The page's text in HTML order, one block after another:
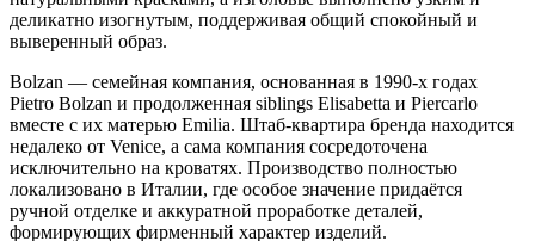
деликатно изогнутым, поддерживая общий спокойный и
выверенный образ.
Bolzan — семейная компания, основанная в 1990-х годах
Pietro Bolzan и продолженная siblings Elisabetta и Piercarlo
вместе с их матерью Emilia. Штаб-квартира бренда находится
недалеко от Venice, а сама компания сосредоточена
исключительно на кроватях. Производство полностью
локализовано в Италии, где особое значение придаётся
ручной отделке и аккуратной проработке деталей,
формирующих фирменный характер изделий.